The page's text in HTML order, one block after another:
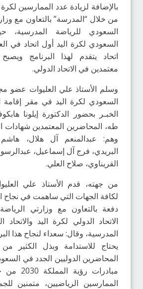
بالإضافة لزيادة عدد الممارسين
من خلال “المدرسة” بالتعاون مع
السعودي للرياضة المدرسية،
اتحاد يتقدم لهذا البرنامج
معتمدين في الاتحاد الدولي.
وسلم الأستاذ علي العليوات عضو
السعودي لكرة اليد في مقر إقامة
الخبـر بحضور الدكتورة إيلونا
طه، المحاضرين المعتمدين شهادات
وهم: عبدالمنعم آل هلال، هاشم
البريدي، فرج آل إسماعيل،
القريناوي، صلاح العلي.
من جهته، قدم الأستاذ علي
لكافة الجهات التي ساهمت في نجاح
دفعة بالتعاون مع وزارتي
الاتحاد الدولي لكرة اليد
المدرسية، وقال: سعداء لنجاح هذا
يحتاج للاستدامة وبذل الكثير
المحاضرين الدوليين الجدد في
مبادرات
الممارسين الرياضيين، متمنين